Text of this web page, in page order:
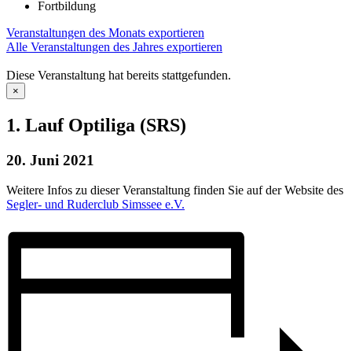
Fortbildung
Veranstaltungen des Monats exportieren
Alle Veranstaltungen des Jahres exportieren
Diese Veranstaltung hat bereits stattgefunden.
×
1. Lauf Optiliga (SRS)
20. Juni 2021
Weitere Infos zu dieser Veranstaltung finden Sie auf der Website des
Segler- und Ruderclub Simssee e.V.